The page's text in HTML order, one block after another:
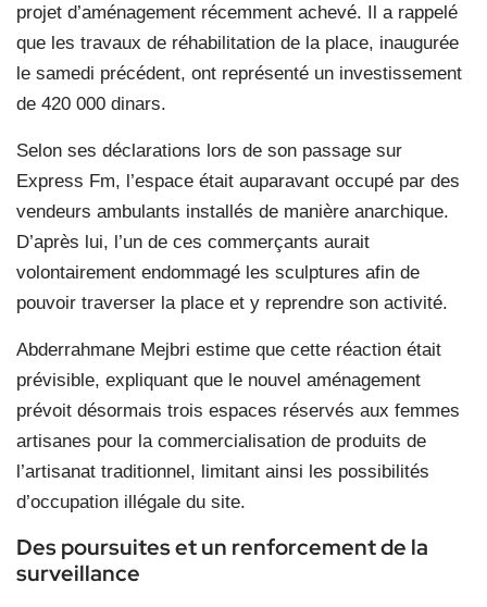
projet d’aménagement récemment achevé. Il a rappelé
que les travaux de réhabilitation de la place, inaugurée
le samedi précédent, ont représenté un investissement
de 420 000 dinars.
Selon ses déclarations lors de son passage sur
Express Fm, l’espace était auparavant occupé par des
vendeurs ambulants installés de manière anarchique.
D’après lui, l’un de ces commerçants aurait
volontairement endommagé les sculptures afin de
pouvoir traverser la place et y reprendre son activité.
Abderrahmane Mejbri estime que cette réaction était
prévisible, expliquant que le nouvel aménagement
prévoit désormais trois espaces réservés aux femmes
artisanes pour la commercialisation de produits de
l’artisanat traditionnel, limitant ainsi les possibilités
d’occupation illégale du site.
Des poursuites et un renforcement de la
surveillance